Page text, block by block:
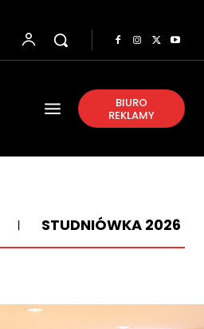
BIURO
REKLAMY
STUDNIÓWKA 2026